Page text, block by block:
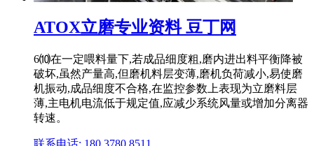
ATOX立磨专业资料 豆丁网
6⑽在一定喂料量下,若成品细度粗,磨内进出料平衡降被
破坏,虽然产量高,但磨机料层变薄,磨机负荷减小,易使磨
机振动,成品细度不合格,在监控参数上表现为立磨料层
薄,主电机电流低于规定值,应减少系统风量或增加分离器
转速。
联系电话: 180 3780 8511